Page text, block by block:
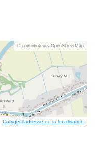
© contributeurs OpenStreetMap
Corriger l’adresse ou la localisation